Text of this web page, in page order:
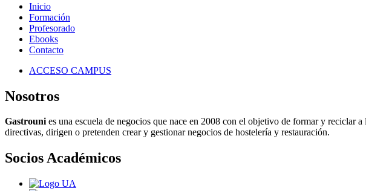
Inicio
Formación
Profesorado
Ebooks
Contacto
ACCESO CAMPUS
Nosotros
Gastrounies una escuela de negocios que nace en 2008 con el objetivo de formar y reciclar
directivas, dirigen o pretenden crear y gestionar negocios de hostelería y restauración.
Socios Académicos